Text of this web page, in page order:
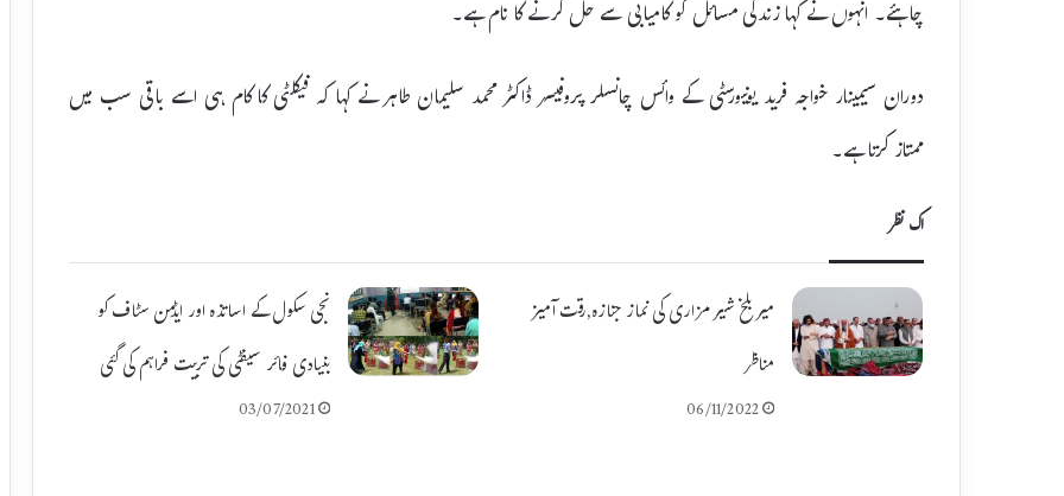
چاہئے۔ انہوں نے کہا زندگی مسائل کو کامیابی سے حل کرنے کا نام ہے۔
دوران سیمینار خواجہ فرید یونیورسٹی کے وائس چانسلر پروفیسر ڈاکٹر محمد سلیمان طاہر نے کہا کہ فیکلٹی کا کام ہی اسے باقی سب میں
ممتاز کرتا ہے۔
اک نظر
میر بلخ شیر مزاری کی نماز جنازہ,رقت آمیز
مناظر
06/11/2022
نجی سکول کے اساتذہ اور ایڈمن سٹاف کو
بنیادی فائر سیفٹی کی تربیت فراہم کی گئی
03/07/2021